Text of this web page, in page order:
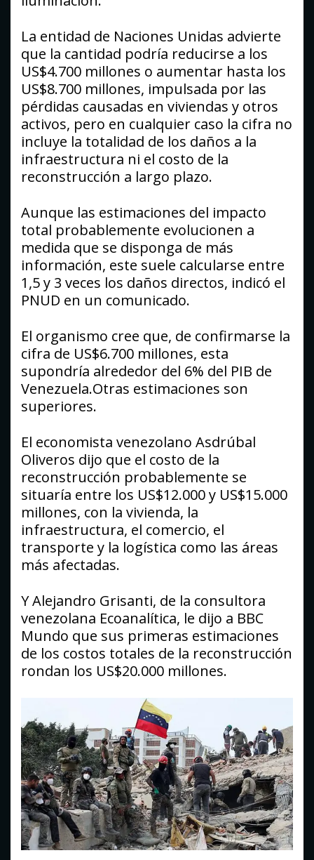
La entidad de Naciones Unidas advierte
que la cantidad podría reducirse a los
US$4.700 millones o aumentar hasta los
US$8.700 millones, impulsada por las
pérdidas causadas en viviendas y otros
activos, pero en cualquier caso la cifra no
incluye la totalidad de los daños a la
infraestructura ni el costo de la
reconstrucción a largo plazo.
Aunque las estimaciones del impacto
total probablemente evolucionen a
medida que se disponga de más
información, este suele calcularse entre
1,5 y 3 veces los daños directos, indicó el
PNUD en un comunicado.
El organismo cree que, de confirmarse la
cifra de US$6.700 millones, esta
supondría alrededor del 6% del PIB de
Venezuela.Otras estimaciones son
superiores.
El economista venezolano Asdrúbal
Oliveros dijo que el costo de la
reconstrucción probablemente se
situaría entre los US$12.000 y US$15.000
millones, con la vivienda, la
infraestructura, el comercio, el
transporte y la logística como las áreas
más afectadas.
Y Alejandro Grisanti, de la consultora
venezolana Ecoanalítica, le dijo a BBC
Mundo que sus primeras estimaciones
de los costos totales de la reconstrucción
rondan los US$20.000 millones.